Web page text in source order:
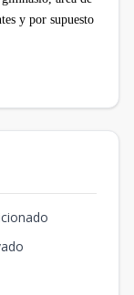
y por supuesto